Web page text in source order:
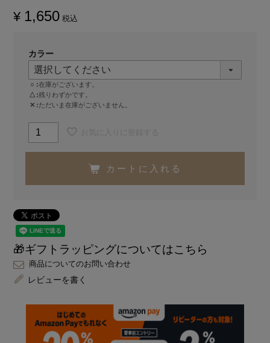
¥ 1,650 税込
カラー
○
在庫がございます。
△ 残りわずかです。
✕
ただいま在庫がございません。
カートに入れる
🎁ギフトラッピングについてはこちら
商品についてのお問い合わせ
レビューを書く